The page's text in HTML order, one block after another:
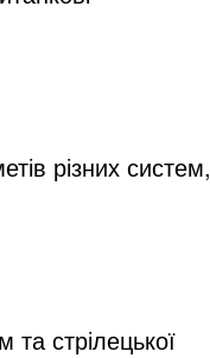
різних систем,
стрілецької